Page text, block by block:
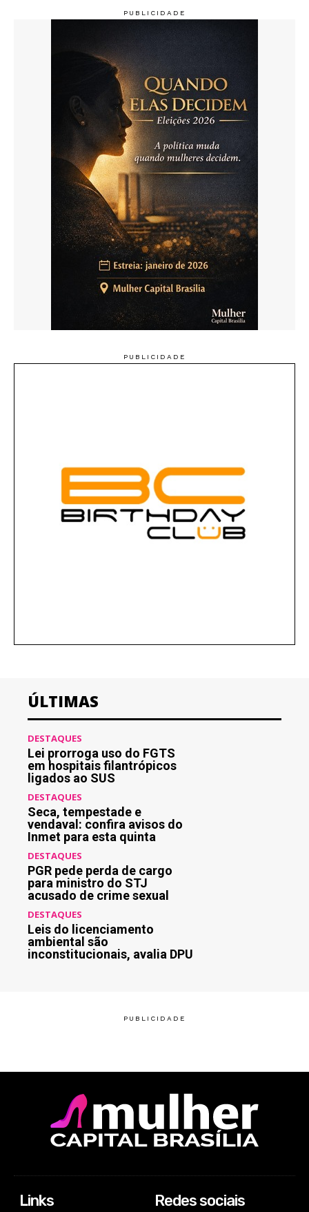
ÚLTIMAS
DESTAQUES
Lei prorroga uso do FGTS
em hospitais filantrópicos
ligados ao SUS
DESTAQUES
Seca, tempestade e
vendaval: confira avisos do
Inmet para esta quinta
DESTAQUES
PGR pede perda de cargo
para ministro do STJ
acusado de crime sexual
DESTAQUES
Leis do licenciamento
ambiental são
inconstitucionais, avalia DPU
Links Redes sociais